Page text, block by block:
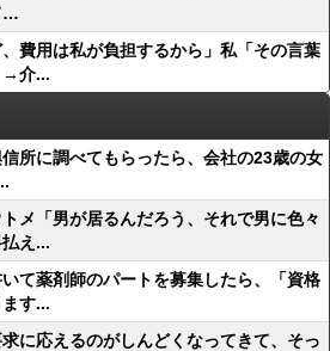
…
費用は私が負担するから」私「その言葉
→介...
所に調べてもらったら、会社の23歳の女
メ「男が居るんだろう、それで男に色々
え...
いて薬剤師のパートを募集したら、「資格
す...
に応えるのがしんどくなってきて、そっ